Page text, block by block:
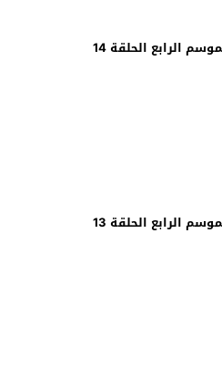
الرابع الحلقة 14
الرابع الحلقة 13